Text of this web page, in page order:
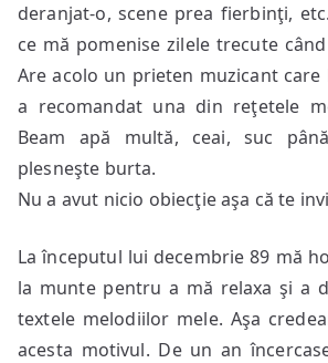
deranjat-o, scene prea fierbinţi,
ce mă pomenise zilele trecute
Are acolo un prieten muzicant care
a recomandat una din reţetele
Beam apă multă, ceai, suc
plesneşte burta.
Nu a avut nicio obiecţie aşa că te
La începutul lui decembrie 89 mă
la munte pentru a mă relaxa şi a
textele melodiilor mele. Aşa
acesta motivul. De un an